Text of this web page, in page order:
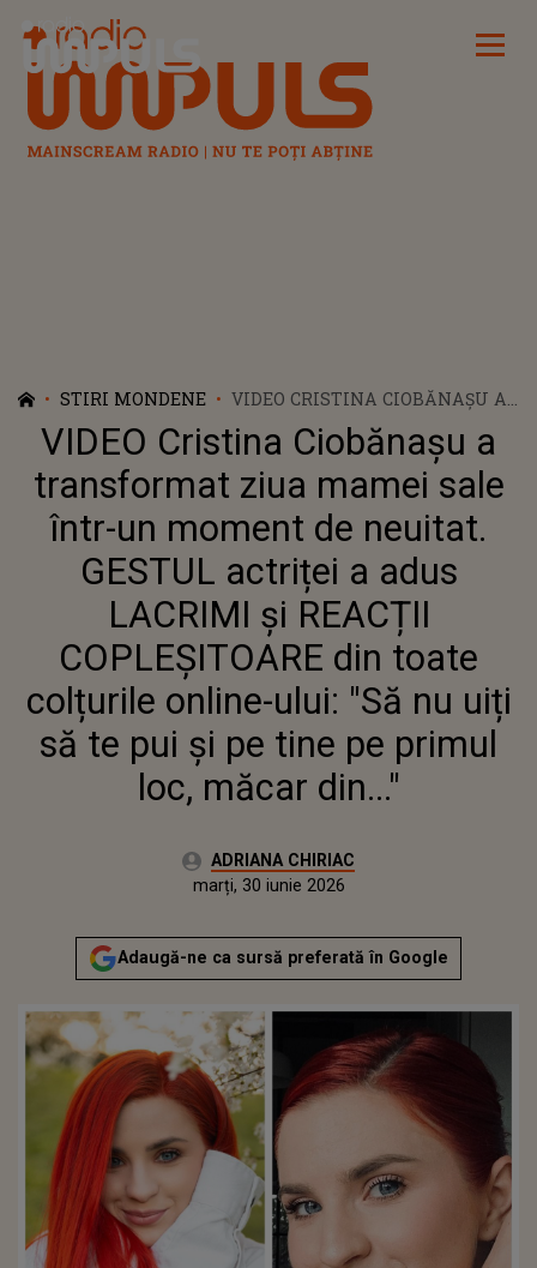
Radio Impuls
STIRI MONDENE
VIDEO CRISTINA CIOBĂNAȘU A
TRANSFORMAT ZIUA MAMEI
SALE ÎNTR-UN MOMENT DE
NEUITAT. GESTUL ACTRIȚEI A
ADUS LACRIMI ȘI REACȚII
COPLEȘITOARE DIN TOATE
NU UIȚI SĂ TE PUI ȘI PE TINE
PE PRIMUL LOC, MĂCAR DIN..."
VIDEO Cristina Ciobănașu a
transformat ziua mamei sale
într-un moment de neuitat.
GESTUL actriței a adus
LACRIMI și REACȚII
COPLEȘITOARE din toate
colțurile online-ului: "Să nu uiți
să te pui și pe tine pe primul
loc, măcar din..."
Autor:ADRIANA CHIRIAC
Actualizat:
marți, 30 iunie 2026
Adaugă-ne ca sursă preferată în Google